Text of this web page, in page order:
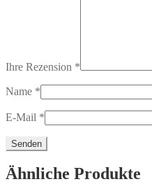
Ihre Rezension *
Name *
E-Mail *
Ähnliche Produkte